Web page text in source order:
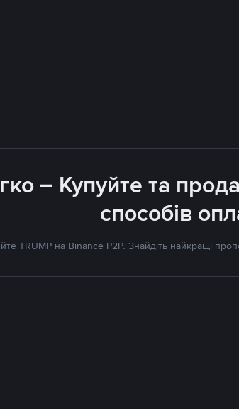
– Купуйте та
способів
TRUMP на Binance P2P. Знайдіть найкращі